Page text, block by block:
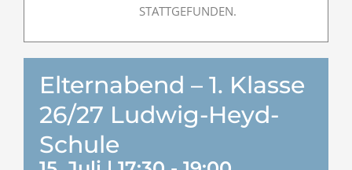
STATTGEFUNDEN.
Elternabend – 1. Klasse
26/27 Ludwig-Heyd-
Schule